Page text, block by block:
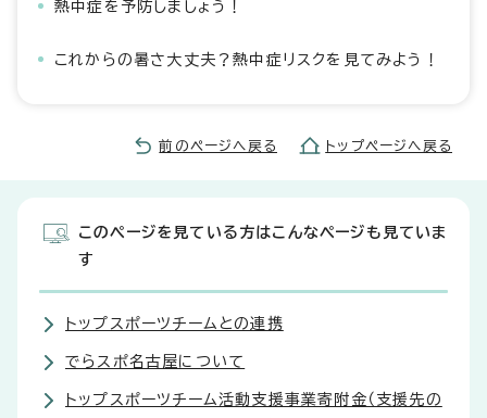
熱中症を予防しましょう！
これからの暑さ大丈夫？熱中症リスクを見てみよう！
前のページへ戻る トップページへ戻る
このページを見ている方はこんなページも見ていま
す
トップスポーツチームとの連携
でらスポ名古屋について
トップスポーツチーム活動支援事業寄附金（支援先の